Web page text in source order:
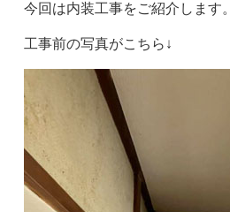
今回は内装工事をご紹介します。
工事前の写真がこちら↓